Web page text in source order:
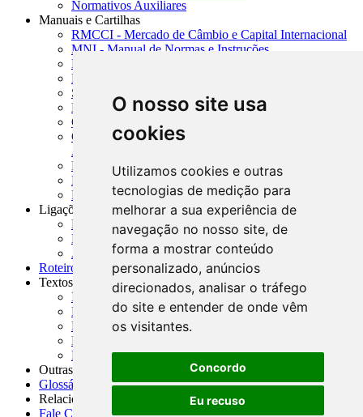
O nosso site usa
cookies
Utilizamos cookies e outras
tecnologias de medição para
melhorar a sua experiência de
navegação no nosso site, de
forma a mostrar conteúdo
personalizado, anúncios
direcionados, analisar o tráfego
do site e entender de onde vêm
os visitantes.
Concordo
Eu recuso
Normativos Auxiliares
Manuais e Cartilhas
RMCCI - Mercado de Câmbio e Capital Internacional
MNI - Manual de Normas e Instruções
MTVM - Manual de Títulos e Valores Mobiliários
MCR - Manual de Crédito Rural
SISORF - Manual de Organização do SFN
MASUP - Manual de Supervisão Bancária
CADOC - Catálogo de Documentos
CNAE-CONCLA - Classificação Nacional de
Atividades Econômicas
PMF - Cartilhas do BCB
Manuais Auxiliares do BCB e Cosif-e
Resenhas Diárias Governamentais
Ligações Externas
Links Úteis
Presidência da República
Agências Nacionais Reguladoras
Roteiros para Estudos
Textos
Índice de Textos
Editorial
Monografias
Na Imprensa
Fórum de Discussão
Outras ferramentas
Glossário
Relacionamento
Fale Conosco